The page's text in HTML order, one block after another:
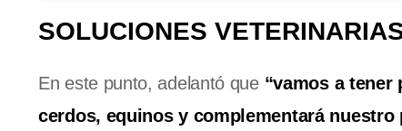
SOLUCIONES
En este punto, adelantó que “vamos a tener
cerdos, equinos y complementará